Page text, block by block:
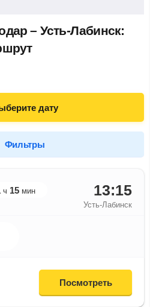
– Усть-Лабинск:
дату
Фильтры
ч 15 мин 13:15
Усть-Лабинск
Посмотреть